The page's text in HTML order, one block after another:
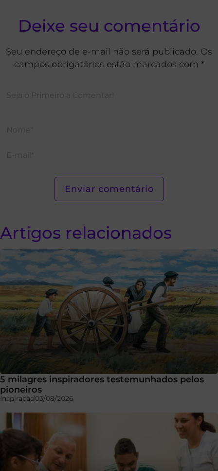
Deixe seu comentário
Seu endereço de e-mail não será publicado. Os
campos obrigatórios estão marcados com *
Artigos relacionados
5 milagres inspiradores testemunhados pelos
pioneiros
Inspiração03/08/2026